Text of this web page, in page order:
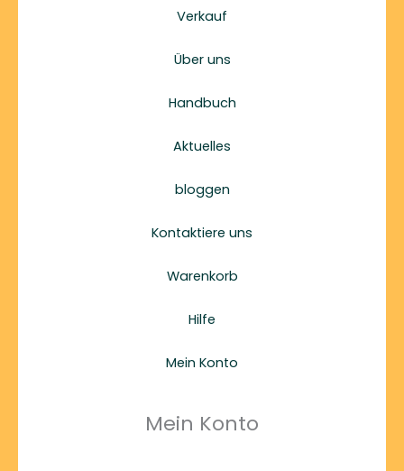
Verkauf
Über uns
Handbuch
Aktuelles
bloggen
Kontaktiere uns
Warenkorb
Hilfe
Mein Konto
Mein Konto